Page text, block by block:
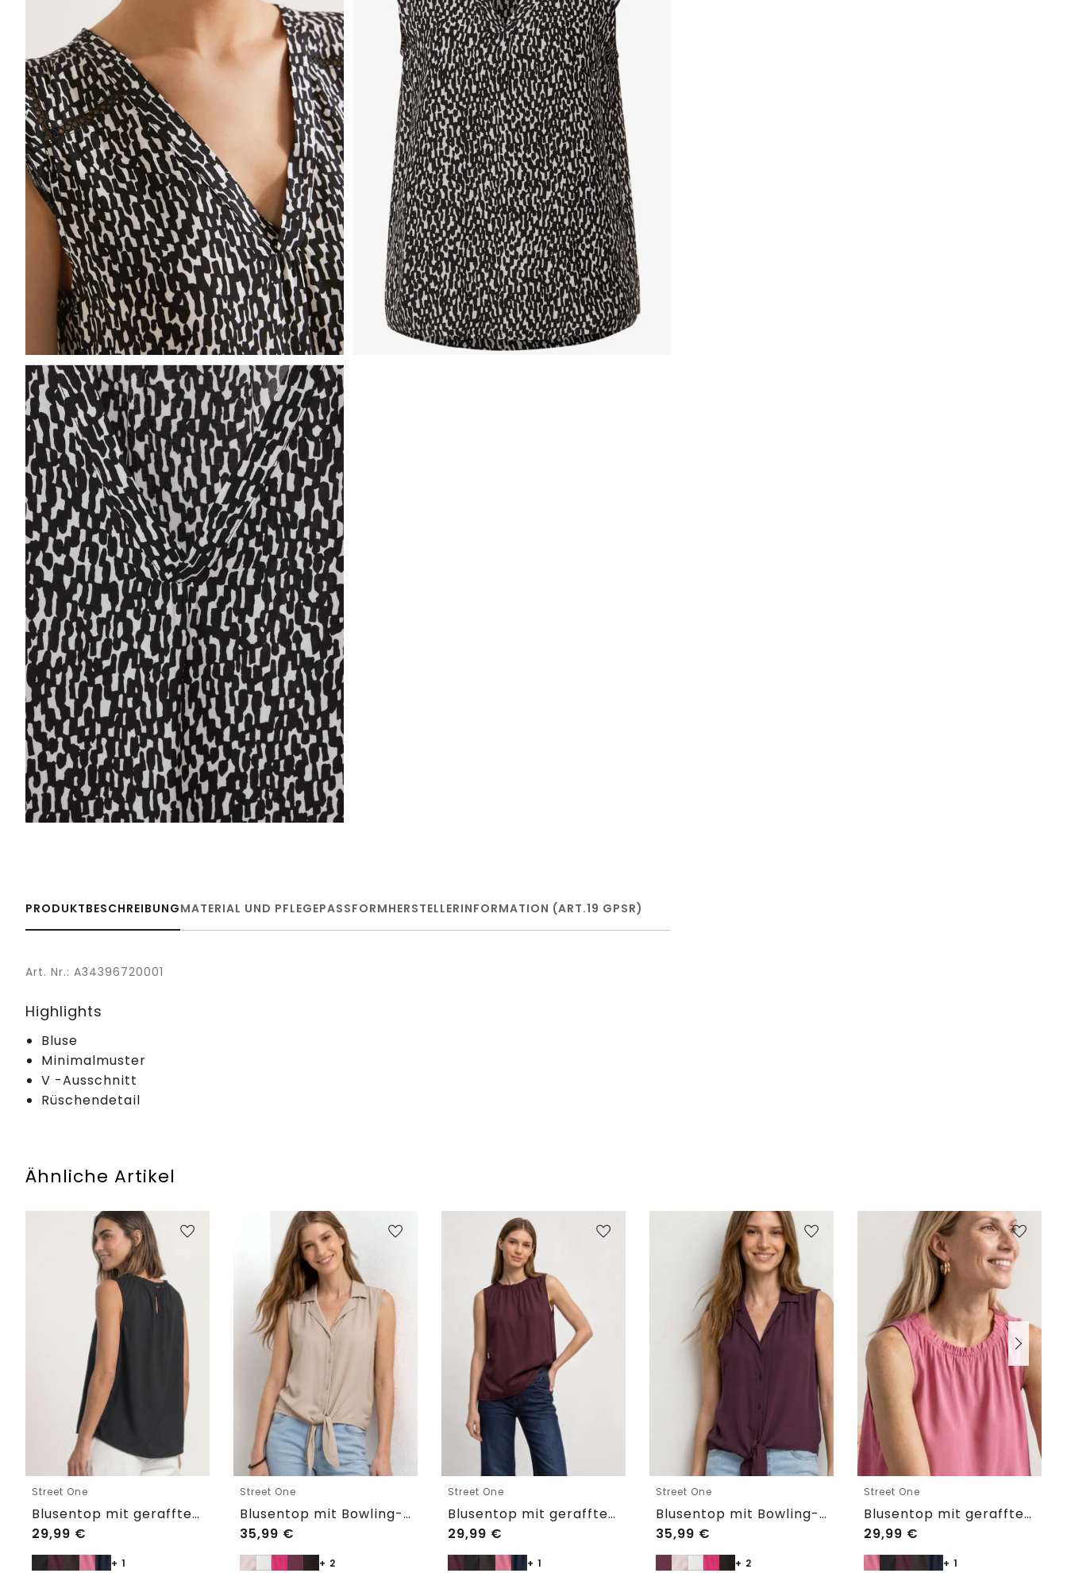
PRODUKTBESCHREIBUNGMATERIAL UND PFLEGEPASSFORMHERSTELLERINFORMATION (ART.19 GPSR)
Art. Nr.: A34396720001
Highlights
Bluse
Minimalmuster
V -Ausschnitt
Rüschendetail
Ähnliche Artikel
Street One
Blusentop mit gerafftem Rundhals
29,99 €
+ 1
Street One
Blusentop mit Bowling-Kragen und Knoten
35,99 €
+ 2
Street One
Blusentop mit gerafftem Rundhals
29,99 €
+ 1
Street One
Blusentop mit Bowling-Kragen und Knoten
35,99 €
+ 2
Street One
Blusentop mit gerafftem Rundhals
29,99 €
+ 1